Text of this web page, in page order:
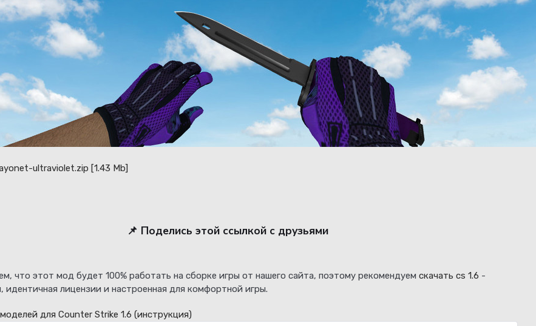
ultraviolet.zip [1.43 Mb]
📌 Поделись этой ссылкой с друзьями
что этот мод будет 100% работать на сборке игры от нашего сайта, поэтому рекомендуем скачать cs 1.6 -
идентичная лицензии и настроенная для комфортной игры.
для Counter Strike 1.6 (инструкция)